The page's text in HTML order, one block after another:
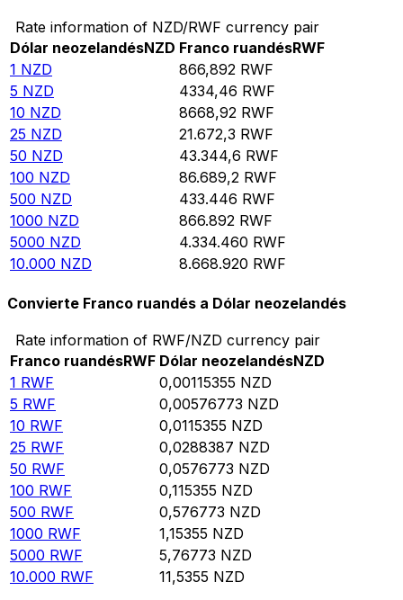
Rate information of NZD/RWF currency pair
Dólar neozelandésNZD Franco ruandésRWF
1 NZD 866,892 RWF
5 NZD 4334,46 RWF
10 NZD 8668,92 RWF
25 NZD 21.672,3 RWF
50 NZD 43.344,6 RWF
100 NZD 86.689,2 RWF
500 NZD 433.446 RWF
1000 NZD 866.892 RWF
5000 NZD 4.334.460 RWF
10.000 NZD 8.668.920 RWF
Convierte Franco ruandés a Dólar neozelandés
Rate information of RWF/NZD currency pair
Franco ruandésRWF Dólar neozelandésNZD
1 RWF 0,00115355 NZD
5 RWF 0,00576773 NZD
10 RWF 0,0115355 NZD
25 RWF 0,0288387 NZD
50 RWF 0,0576773 NZD
100 RWF 0,115355 NZD
500 RWF 0,576773 NZD
1000 RWF 1,15355 NZD
5000 RWF 5,76773 NZD
10.000 RWF 11,5355 NZD